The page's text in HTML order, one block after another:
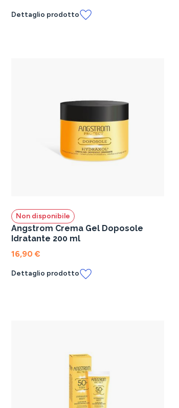
Dettaglio prodotto
Non disponibile
Angstrom Crema Gel Doposole
Idratante 200 ml
16,90 €
Dettaglio prodotto